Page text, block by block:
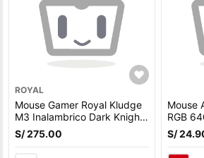
ROYAL
Mouse Gamer Royal Kludge
M3 Inalambrico Dark Knight
Wireless-BT-USB
S/ 275.00
Mouse
RGB
Botones
S/